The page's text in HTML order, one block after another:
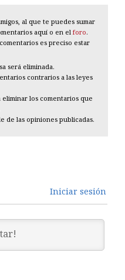
al que te puedes sumar
aquí o en el foro.
es preciso estar
será eliminada.
contrarios a las leyes
los comentarios que
de las opiniones publicadas.
Iniciar sesión